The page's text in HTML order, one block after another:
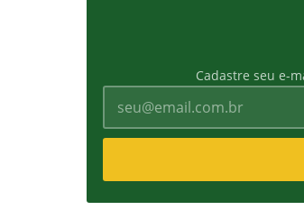
Cadastre seu e-